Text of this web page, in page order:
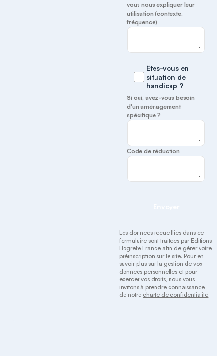
vous nous expliquer leur
utilisation (contexte,
fréquence)
Êtes-vous en
situation de
handicap ?
Si oui, avez-vous besoin
d'un aménagement
spécifique ?
Code de réduction
Les données recueillies dans ce
formulaire sont traitées par Editions
Hogrefe France afin de gérer votre
préinscription sur le site. Pour en
savoir plus sur la gestion de vos
données personnelles et pour
exercer vos droits, nous vous
invitons à prendre connaissance
de notre charte de confidentialité